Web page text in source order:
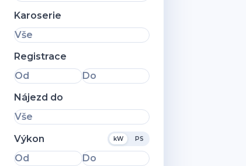
Karoserie
Vše
Registrace
Od
Do
Nájezd do
Vše
Výkon
kW PS
Od
Do